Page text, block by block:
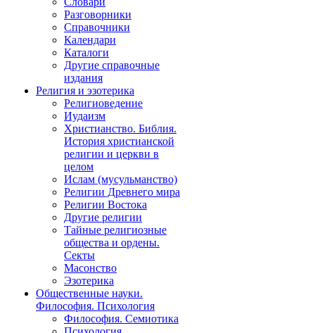
Разговорники
Справочники
Календари
Каталоги
Другие справочные
издания
Религия и эзотерика
Религиоведение
Иудаизм
Христианство. Библия.
История христианской
религии и церкви в
целом
Ислам (мусульманство)
Религии Древнего мира
Религии Востока
Другие религии
Тайные религиозные
общества и ордены.
Секты
Масонство
Эзотерика
Общественные науки.
Философия. Психология
Философия. Семиотика